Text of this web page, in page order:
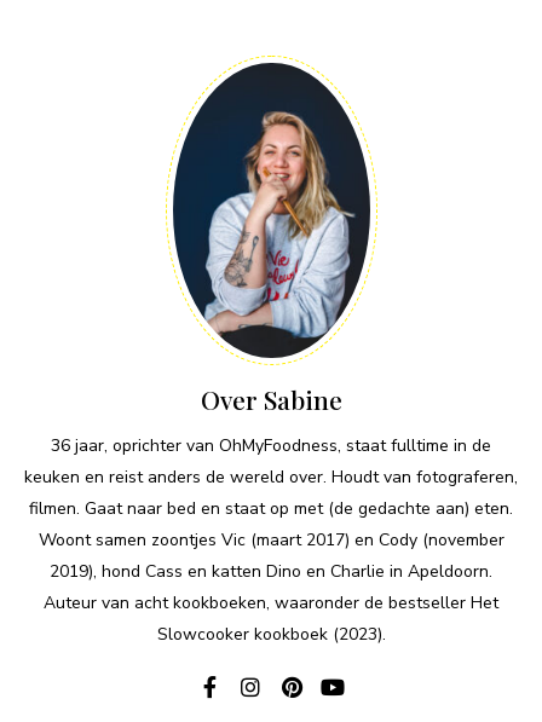
Over Sabine
36 jaar, oprichter van OhMyFoodness, staat fulltime in de
keuken en reist anders de wereld over. Houdt van fotograferen,
filmen. Gaat naar bed en staat op met (de gedachte aan) eten.
Woont samen zoontjes Vic (maart 2017) en Cody (november
2019), hond Cass en katten Dino en Charlie in Apeldoorn.
Auteur van acht kookboeken, waaronder de bestseller Het
Slowcooker kookboek (2023).